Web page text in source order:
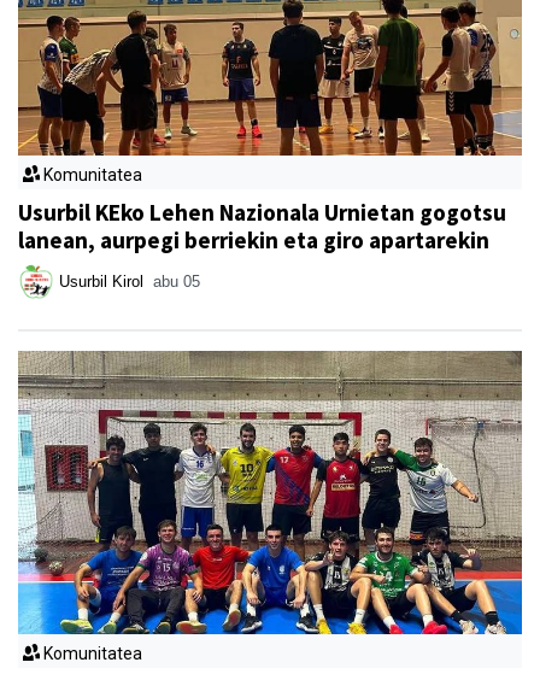
Komunitatea
Usurbil KEko Lehen Nazionala Urnietan gogotsu
lanean, aurpegi berriekin eta giro apartarekin
Usurbil Kirol abu 05
Komunitatea